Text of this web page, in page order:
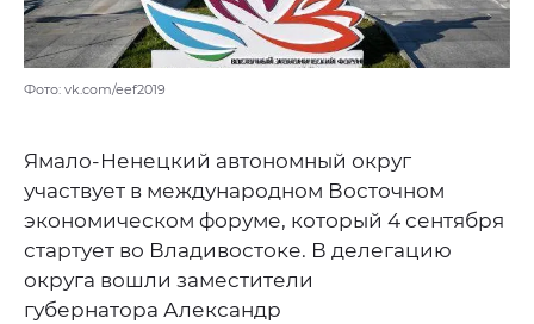
Фото: vk.com/eef2019
Ямало-Ненецкий автономный округ
участвует в международном Восточном
экономическом форуме, который 4 сентября
стартует во Владивостоке. В делегацию
округа вошли заместители
губернатора Александр